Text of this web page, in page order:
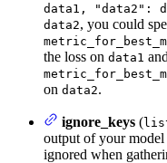
data1, "data2":
data2, you could
the loss on data1 and
on data2.
ignore_keys (
output of your
ignored when